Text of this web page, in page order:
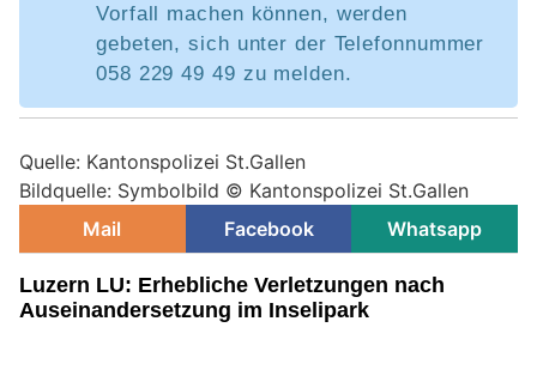
Vorfall machen können, werden
gebeten, sich unter der Telefonnummer
058 229 49 49 zu melden.
Quelle: Kantonspolizei St.Gallen
Bildquelle: Symbolbild © Kantonspolizei St.Gallen
Mail
Facebook Whatsapp
Luzern LU: Erhebliche Verletzungen nach
Auseinandersetzung im Inselipark